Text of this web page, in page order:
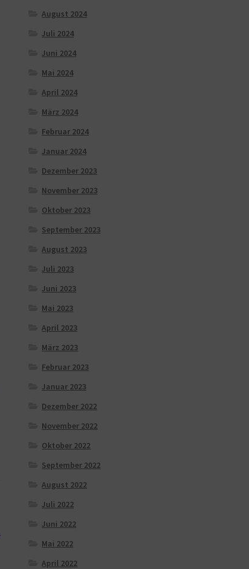
August 2024
Juli 2024
Juni 2024
Mai 2024
April 2024
März 2024
Februar 2024
Januar 2024
Dezember 2023
November 2023
Oktober 2023
September 2023
August 2023
Juli 2023
Juni 2023
Mai 2023
April 2023
März 2023
Februar 2023
Januar 2023
Dezember 2022
November 2022
Oktober 2022
September 2022
August 2022
Juli 2022
Juni 2022
Mai 2022
April 2022